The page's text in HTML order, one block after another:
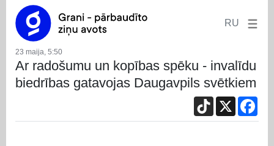
RU
23 maija, 5:50
Ar radošumu un kopības spēku - invalīdu
biedrības gatavojas Daugavpils svētkiem
TikTok
X